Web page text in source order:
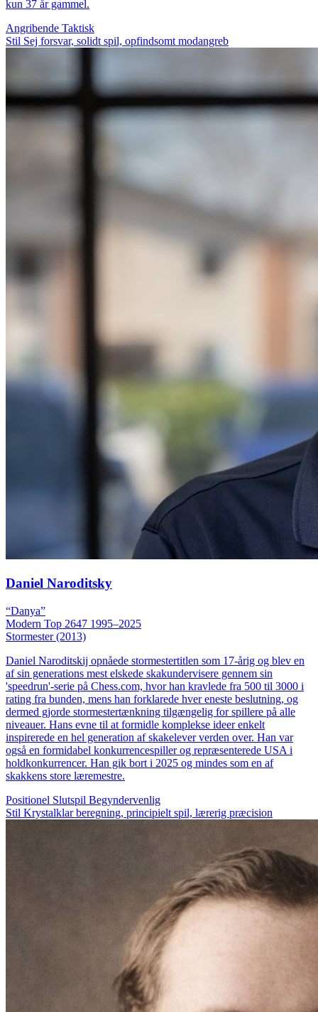
kun 37 år gammel.
Angribende Taktisk
Stil Sej forsvar, solidt spil, opfindsomt modangreb
Daniel Naroditsky
“Danya”
Modern Top 2647 1995–2025
Stormester (2013)
Daniel Naroditskij opnåede stormestertitlen som 17-årig og blev en
af sin generations mest elskede skakundervisere gennem sin
'speedrun'-serie på Chess.com, hvor han kravlede fra 500 til 3000 i
rating fra bunden, mens han forklarede hver eneste beslutning, og
dermed gjorde stormestertænkning tilgængelig for spillere på alle
niveauer. Hans evne til at formidle komplekse ideer enkelt
inspirerede en hel generation af skakelever verden over. Han var
også en formidabel konkurrencespiller og repræsenterede USA i
holdkonkurrencer. Han gik bort i 2025 og mindes som en af
skakkens store læremestre.
Positionel Slutspil Begyndervenlig
Stil Krystalklar beregning, principielt spil, lærerig præcision